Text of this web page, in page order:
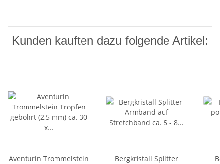
Kunden kauften dazu folgende Artikel:
Aventurin Trommelstein
Bergkristall Splitter